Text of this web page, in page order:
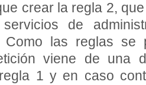
crear la regla 2,
de
Como las reglas se
viene de una
1 y en caso